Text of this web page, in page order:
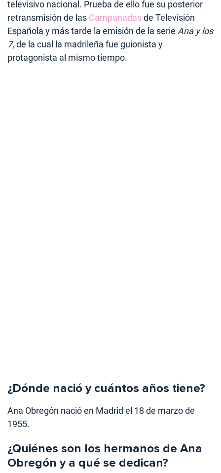
televisivo nacional. Prueba de ello fue su posterior
retransmisión de las Campanadasde Televisión
Española y más tarde la emisión de la serie Ana y los
7, de la cual la madrileña fue guionista y
protagonista al mismo tiempo.
¿Dónde nació y cuántos años tiene?
Ana Obregón nació en Madrid el 18 de marzo de
1955.
¿Quiénes son los hermanos de Ana
Obregón y a qué se dedican?